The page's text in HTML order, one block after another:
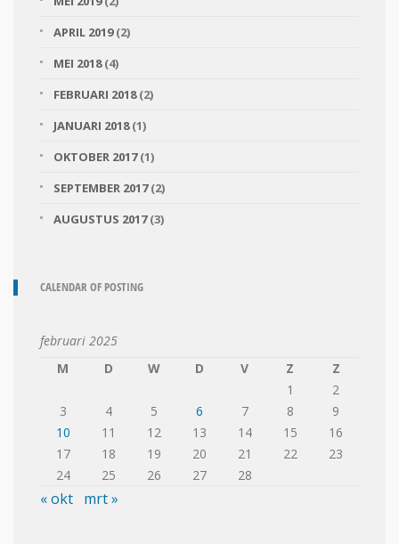
APRIL 2019(2)
MEI 2018(4)
FEBRUARI 2018(2)
JANUARI 2018(1)
OKTOBER 2017(1)
SEPTEMBER 2017(2)
AUGUSTUS 2017(3)
CALENDAR OF POSTING
februari 2025
M
D W D V Z
Z
1
2
3
4 5 6 7 8
9
10
11 12 13 14 15
16
17
18 19 20 21 22
23
24
25 26 27 28
« okt mrt »